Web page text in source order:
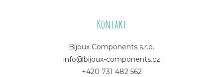
Kontakt
Bijoux Components s.r.o.
info@bijoux-components.cz
+420 731 482 562